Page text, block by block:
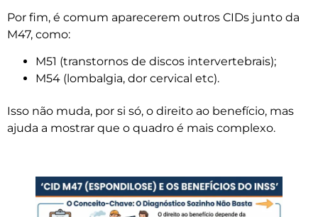
Por fim, é comum aparecerem outros CIDs junto da
M47, como:
M51 (transtornos de discos intervertebrais);
M54 (lombalgia, dor cervical etc).
Isso não muda, por si só, o direito ao benefício, mas
ajuda a mostrar que o quadro é mais complexo.